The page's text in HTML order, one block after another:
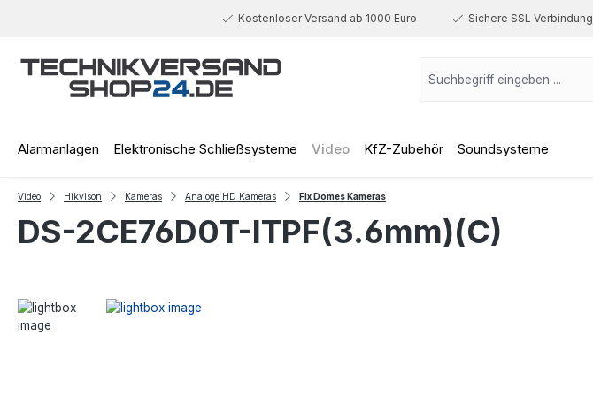
Kostenloser Versand ab 1000 Euro Sichere SSL Verbindung
Alarmanlagen Elektronische Schließsysteme Video KfZ-Zubehör Soundsysteme
Video Hikvison Kameras Analoge HD Kameras Fix Domes Kameras
DS-2CE76D0T-ITPF(3.6mm)(C)